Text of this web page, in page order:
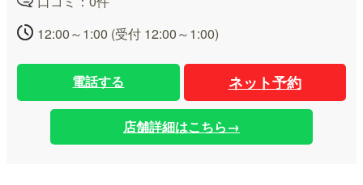
12:00～1:00 (受付 12:00～1:00)
電話する ネット予約
店舗詳細はこちら→